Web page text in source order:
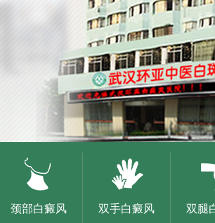
颈部白癜风 双手白癜风 双腿